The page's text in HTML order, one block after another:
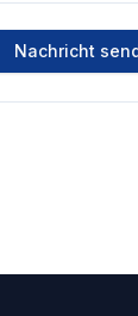
Nachricht